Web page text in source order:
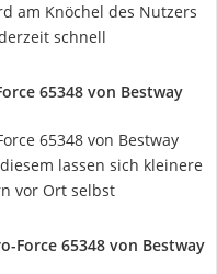
am Knöchel des Nutzers
schnell
65348 von Bestway
65348 von Bestway
lassen sich kleinere
vor Ort selbst
Force 65348 von Bestway